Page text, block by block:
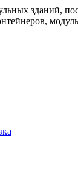
зданий,